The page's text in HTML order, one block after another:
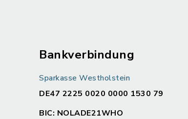
Bankverbindung
Sparkasse Westholstein
DE47 2225 0020 0000 1530 79
BIC: NOLADE21WHO